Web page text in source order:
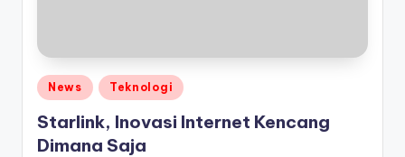
Posted
in
News Teknologi
Starlink, Inovasi Internet Kencang
Dimana Saja